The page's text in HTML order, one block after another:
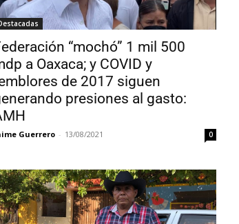
“mochó” 1 mil 500
a Oaxaca; y COVID y
de 2017 siguen
presiones al gasto:
Guerrero - 13/08/2021 0